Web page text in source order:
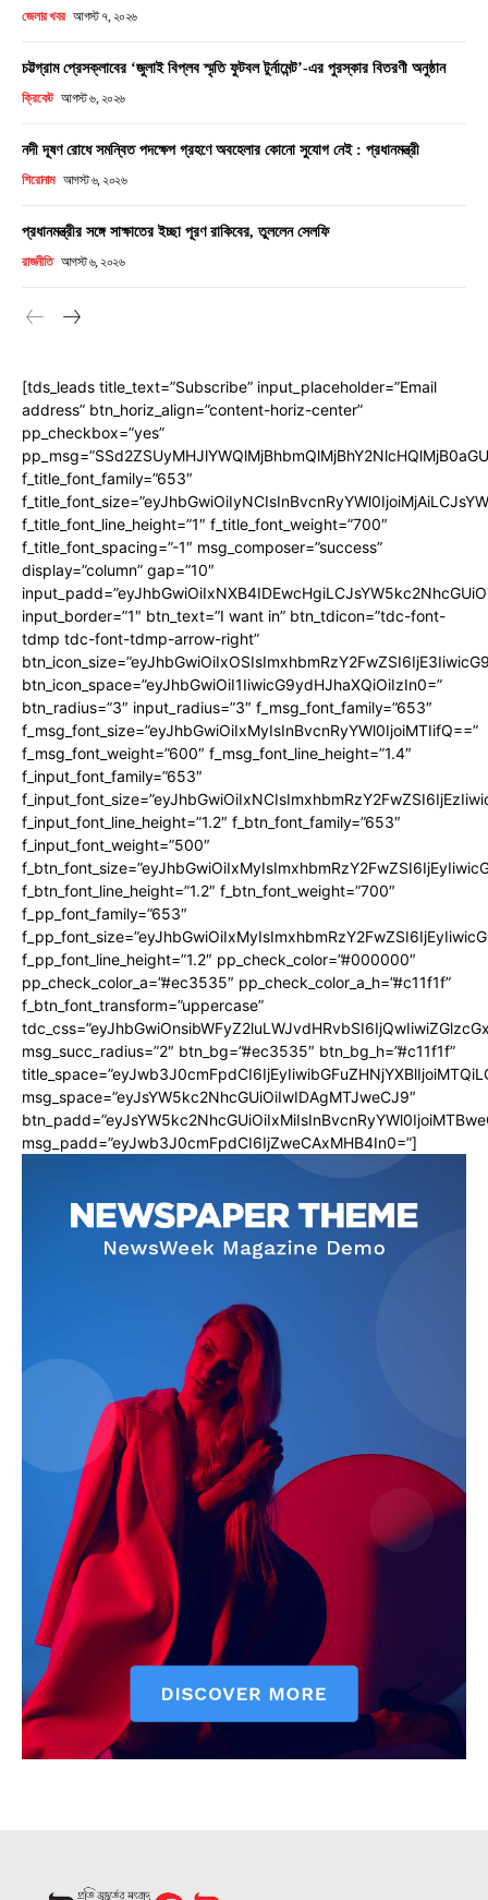
জেলার খবর আগস্ট ৭, ২০২৬
চট্টগ্রাম প্রেসক্লাবের ‘জুলাই বিপ্লব স্মৃতি ফুটবল টুর্নামেন্ট’-এর পুরস্কার বিতরণী অনুষ্ঠান
ক্রিকেট আগস্ট ৬, ২০২৬
নদী দূষণ রোধে সমন্বিত পদক্ষেপ গ্রহণে অবহেলার কোনো সুযোগ নেই : প্রধানমন্ত্রী
শিরোনাম আগস্ট ৬, ২০২৬
প্রধানমন্ত্রীর সঙ্গে সাক্ষাতের ইচ্ছা পূরণ রাকিবের, তুললেন সেলফি
রাজনীতি আগস্ট ৬, ২০২৬
[tds_leads title_text=”Subscribe” input_placeholder=”Email
address” btn_horiz_align=”content-horiz-center”
pp_checkbox=”yes”
f_title_font_family=”653″
f_title_font_line_height=”1″ f_title_font_weight=”700″
f_title_font_spacing=”-1″ msg_composer=”success”
display=”column” gap=”10″
input_border=”1″ btn_text=”I want in” btn_tdicon=”tdc-font-
tdmp tdc-font-tdmp-arrow-right”
btn_icon_space=”eyJhbGwiOiI1IiwicG9ydHJhaXQiOiIzIn0=”
btn_radius=”3″ input_radius=”3″ f_msg_font_family=”653″
f_msg_font_size=”eyJhbGwiOiIxMyIsInBvcnRyYWl0IjoiMTIifQ==”
f_msg_font_weight=”600″ f_msg_font_line_height=”1.4″
f_input_font_family=”653″
f_input_font_line_height=”1.2″ f_btn_font_family=”653″
f_input_font_weight=”500″
f_btn_font_line_height=”1.2″ f_btn_font_weight=”700″
f_pp_font_family=”653″
f_pp_font_line_height=”1.2″ pp_check_color=”#000000″
pp_check_color_a=”#ec3535″ pp_check_color_a_h=”#c11f1f”
f_btn_font_transform=”uppercase”
msg_succ_radius=”2″ btn_bg=”#ec3535″ btn_bg_h=”#c11f1f”
msg_space=”eyJsYW5kc2NhcGUiOiIwIDAgMTJweCJ9″
msg_padd=”eyJwb3J0cmFpdCI6IjZweCAxMHB4In0=”]